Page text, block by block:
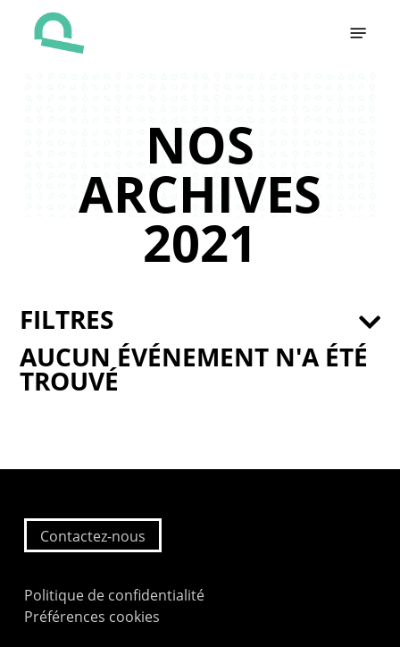
NOS
ARCHIVES
2021
AUCUN ÉVÉNEMENT N'A ÉTÉ
TROUVÉ
FILTRES
Contactez-nous
Politique de confidentialité
Préférences cookies